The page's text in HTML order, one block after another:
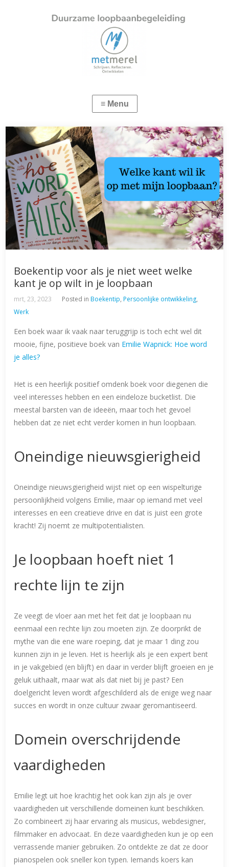
Boekentip voor als je niet weet welke
kant je op wilt in je loopbaan
mrt, 23, 2023 Posted inBoekentip,Persoonlijke ontwikkeling,
Werk
Een boek waar ik vaak naar teruggrijp is toch echt wel dit
mooie, fijne, positieve boek van Emilie Wapnick: Hoe word
je alles?
Het is een heerlijk positief omdenk boek voor diegenen die
veel interesses hebben en een eindeloze bucketlist. Die
meestal barsten van de ideeën, maar toch het gevoel
hebben dat ze niet echt verder komen in hun loopbaan.
Oneindige nieuwsgierigheid
Oneindige nieuwsgierigheid wijst niet op een wispelturige
persoonlijkheid volgens Emilie, maar op iemand met veel
interesses en een creatieve drive en dat is juist een grote
kracht! Zij noemt ze multipotentialisten.
Je loopbaan hoeft niet 1
rechte lijn te zijn
Ze veegt de vloer aan met het feit dat je loopbaan nu
eenmaal een rechte lijn zou moeten zijn. Ze doorprikt de
mythe van die ene ware roeping, dat je maar 1 ding zou
kunnen zijn in je leven. Het is heerlijk als je een expert bent
in je vakgebied (en blijft) en daar in verder blijft groeien en je
geluk uithaalt, maar wat als dat niet bij je past? Een
doelgericht leven wordt afgeschilderd als de enige weg naar
succes en wordt in onze cultuur zwaar geromantiseerd.
Domein overschrijdende
vaardigheden
Emilie legt uit hoe krachtig het ook kan zijn als je over
vaardigheden uit verschillende domeinen kunt beschikken.
Zo combineert zij haar ervaring als musicus, webdesigner,
filmmaker en advocaat. En deze vaardigheden kun je op een
verrassende manier gebruiken. Zo ontdekte ze dat ze door
pianospelen ook sneller kon typen. Iemands koers kan